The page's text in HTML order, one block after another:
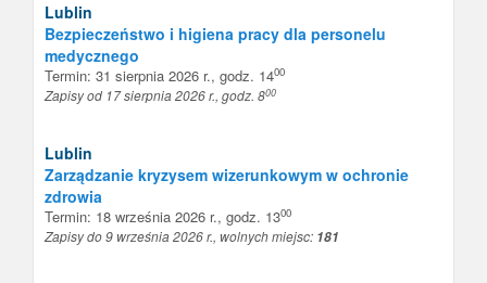
Lublin
Bezpieczeństwo i higiena pracy dla personelu
medycznego
Termin: 31 sierpnia 2026 r., godz. 1400
Zapisy od 17 sierpnia 2026 r., godz. 800
Lublin
Zarządzanie kryzysem wizerunkowym w ochronie
zdrowia
Termin: 18 września 2026 r., godz. 1300
Zapisy do 9 września 2026 r., wolnych miejsc: 181